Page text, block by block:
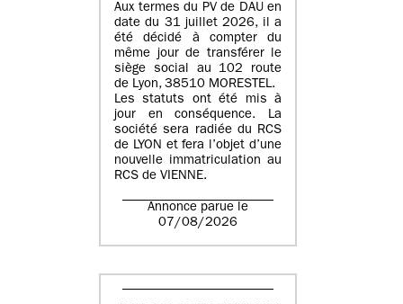
Aux termes du PV de DAU en
date du 31 juillet 2026, il a
été décidé à compter du
même jour de transférer le
siège social au 102 route
de Lyon, 38510 MORESTEL.
Les statuts ont été mis à
jour en conséquence. La
société sera radiée du RCS
de LYON et fera l’objet d’une
nouvelle immatriculation au
RCS de VIENNE.
Annonce parue le
07/08/2026